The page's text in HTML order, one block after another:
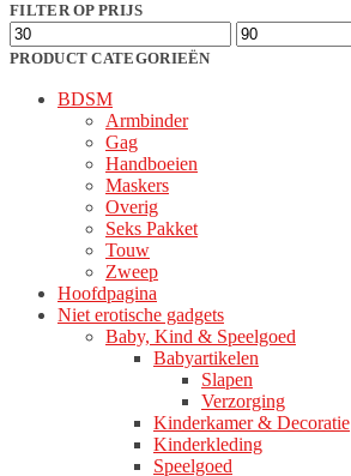
FILTER OP PRIJS
Min.
prijs
Max.
prijs
PRODUCT CATEGORIEËN
BDSM
Armbinder
Gag
Handboeien
Maskers
Overig
Seks Pakket
Touw
Zweep
Hoofdpagina
Niet erotische gadgets
Baby, Kind & Speelgoed
Babyartikelen
Slapen
Verzorging
Kinderkamer & Decoratie
Kinderkleding
Speelgoed